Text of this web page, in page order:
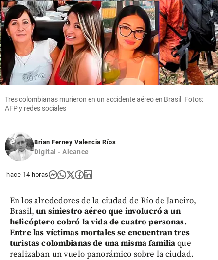
Tres colombianas murieron en un accidente aéreo en Brasil. Fotos:
AFP y redes sociales
Brian Ferney Valencia Ríos
Digital - Alcance
hace 14 horas
En los alrededores de la ciudad de Río de Janeiro,
Brasil,un siniestro aéreo que involucró a un
helicóptero cobró la vida de cuatro personas.
Entre las víctimas mortales se encuentran tres
turistas colombianas de una misma familiaque
realizaban un vuelo panorámico sobre la ciudad.